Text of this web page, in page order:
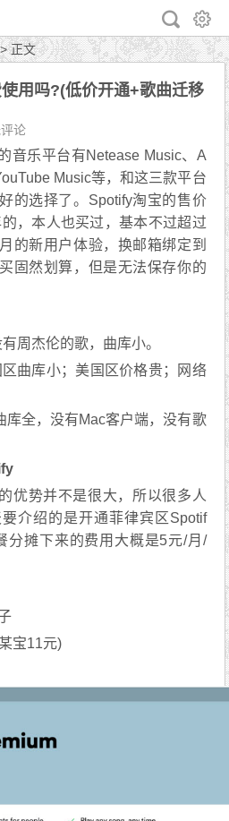
正文
用吗?(低价开通+歌曲迁移
论
音乐平台有Netease Music、A
Music等，和这三款平台
的选择了。Spotify淘宝的售价
，本人也买过，基本不过超过
的新用户体验，换邮箱绑定到
固然划算，但是无法保存你的
周杰伦的歌，曲库小。
曲库小；美国区价格贵；网络
库全，没有Mac客户端，没有歌
优势并不是很大，所以很多人
介绍的是开通菲律宾区Spotif
分摊下来的费用大概是5元/月/
宝11元)